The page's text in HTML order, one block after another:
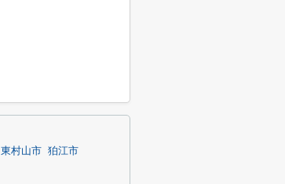
東村山市 狛江市